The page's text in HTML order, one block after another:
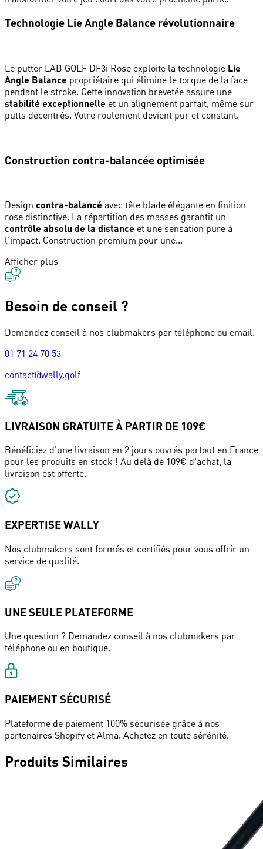
Technologie Lie Angle Balance révolutionnaire
Le putter LAB GOLF DF3i Rose exploite la technologie Lie
Angle Balance propriétaire qui élimine le torque de la face
pendant le stroke. Cette innovation brevetée assure une
stabilité exceptionnelle et un alignement parfait, même sur
putts décentrés. Votre roulement devient pur et constant.
Construction contra-balancée optimisée
Design contra-balancé avec tête blade élégante en finition
rose distinctive. La répartition des masses garantit un
contrôle absolu de la distance et une sensation pure à
l'impact. Construction premium pour une...
Afficher plus
Besoin de conseil ?
Demandez conseil à nos clubmakers par téléphone ou email.
01 71 24 70 53
contact@wally.golf
LIVRAISON GRATUITE À PARTIR DE 109€
Bénéficiez d'une livraison en 2 jours ouvrés partout en France
pour les produits en stock ! Au delà de 109€ d'achat, la
livraison est offerte.
EXPERTISE WALLY
Nos clubmakers sont formés et certifiés pour vous offrir un
service de qualité.
UNE SEULE PLATEFORME
Une question ? Demandez conseil à nos clubmakers par
téléphone ou en boutique.
PAIEMENT SÉCURISÉ
Plateforme de paiement 100% sécurisée grâce à nos
partenaires Shopify et Alma. Achetez en toute sérénité.
Produits Similaires